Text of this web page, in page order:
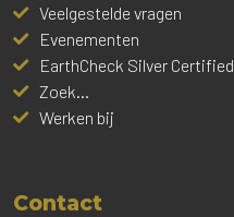
Veelgestelde vragen
Evenementen
EarthCheck Silver Certified
Zoek...
Werken bij
Contact